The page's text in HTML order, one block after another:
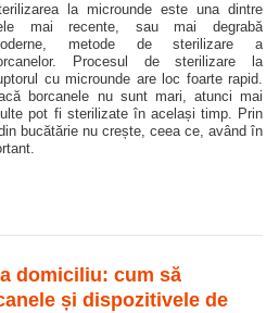
la microunde este una dintre
mai recente, sau mai degrabă
metode de sterilizare a
Procesul de sterilizare la
cu microunde are loc foarte rapid.
borcanele nu sunt mari, atunci mai
pot fi sterilizate în același timp. Prin
bucătărie nu crește, ceea ce, având în
domiciliu: cum să
și dispozitivele de